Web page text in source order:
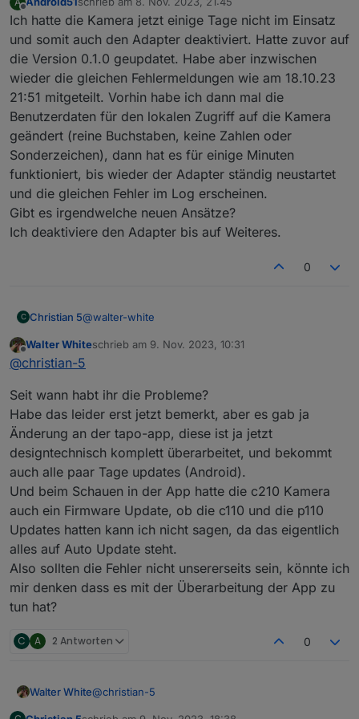
tapo.0
2023-11-08 16:16:10.592	error	Error:
tapo.0
2023-11-08 16:16:00.575	error	Error:
2023-11-08 16:15:50.598	error	Error:
tapo.0
2023-11-08 16:15:40.598	error	Error:
tapo.0
2023-11-08 16:15:31.103	error	Error:
Offline zuletzt editiert von
Ich hatte die Kamera jetzt einige Tage nicht im Einsatz
und somit auch den Adapter deaktiviert. Hatte zuvor auf
die Version 0.1.0 geupdatet. Habe aber inzwischen
wieder die gleichen Fehlermeldungen wie am 18.10.23
21:51 mitgeteilt. Vorhin habe ich dann mal die
Benutzerdaten für den lokalen Zugriff auf die Kamera
geändert (reine Buchstaben, keine Zahlen oder
Sonderzeichen), dann hat es für einige Minuten
funktioniert, bis wieder der Adapter ständig neustartet
und die gleichen Fehler im Log erscheinen.
Gibt es irgendwelche neuen Ansätze?
Ich deaktiviere den Adapter bis auf Weiteres.
0
C Christian 5@walter-white
Hallo an alle, ich bekomme immer diese
Fehlermeldung. 2023-11-08 16:48:52.870 - warn:
of undefined (reading 'find')
2023-11-08 16:49:02.865 - warn: tapo.0 (80229)
TypeError: Cannot read properties of undefined
(reading 'find')
2023-11-08 16:49:12.886 - warn: tapo.0 (80229)
TypeError: Cannot read properties of undefined
(reading 'find')
2023-11-08 16:49:22.872 - warn: tapo.0 (80229)
TypeError: Cannot read properties of undefined
(reading 'find')
2023-11-08 16:49:32.878 - warn: tapo.0 (80229)
TypeError: Cannot read properties of undefined
(reading 'find')
Kann mir jemand einen Tip geben?
Offline
Walter Whiteschrieb am 9. Nov. 2023, 10:31
zuletzt editiert von
@christian-5
Seit wann habt ihr die Probleme?
Habe das leider erst jetzt bemerkt, aber es gab ja
Änderung an der tapo-app, diese ist ja jetzt
designtechnisch komplett überarbeitet, und bekommt
auch alle paar Tage updates (Android).
Und beim Schauen in der App hatte die c210 Kamera
auch ein Firmware Update, ob die c110 und die p110
Updates hatten kann ich nicht sagen, da das eigentlich
alles auf Auto Update steht.
Also sollten die Fehler nicht unsererseits sein, könnte ich
mir denken dass es mit der Überarbeitung der App zu
tun hat?
C A 2 Antworten 0
Walter White@christian-5